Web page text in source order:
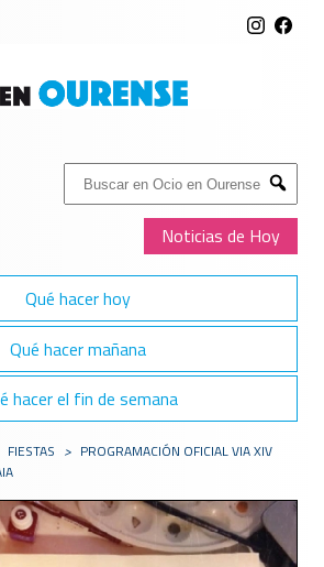
Buscar:
Submit
Noticias de Hoy
Qué hacer hoy
Qué hacer mañana
hacer el fin de semana
FIESTAS > PROGRAMACIÓN OFICIAL VIA XIV